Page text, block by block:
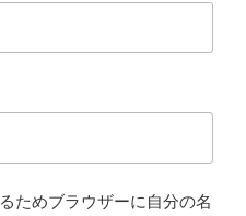
ためブラウザーに自分の名